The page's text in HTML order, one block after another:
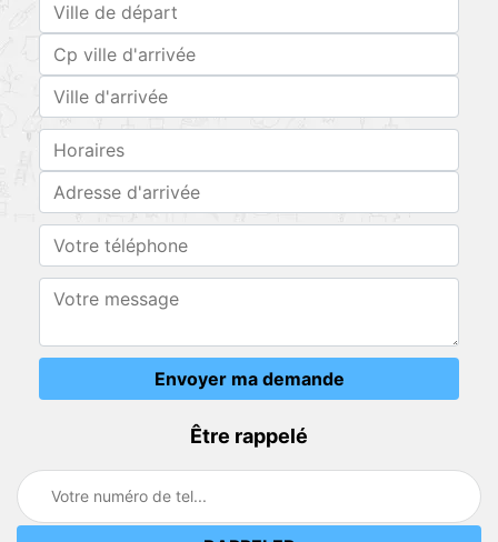
Être rappelé